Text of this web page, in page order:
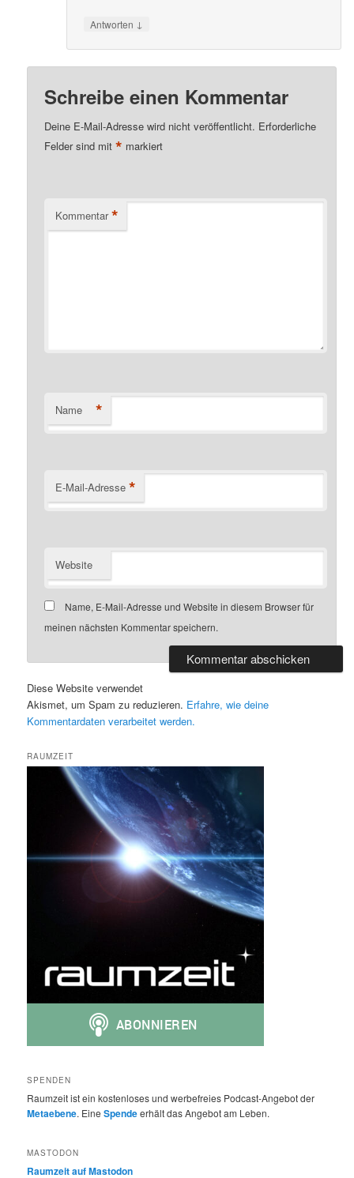
Antworten ↓
Schreibe einen Kommentar
Deine E-Mail-Adresse wird nicht veröffentlicht. Erforderliche
Felder sind mit* markiert
Kommentar *
Name *
E-Mail-Adresse *
Website
Name, E-Mail-Adresse und Website in diesem Browser für
meinen nächsten Kommentar speichern.
Diese Website verwendet
Akismet, um Spam zu reduzieren. Erfahre, wie deine
Kommentardaten verarbeitet werden.
RAUMZEIT
SPENDEN
Raumzeit ist ein kostenloses und werbefreies Podcast-Angebot der
Metaebene. EineSpendeerhält das Angebot am Leben.
MASTODON
Raumzeit auf Mastodon